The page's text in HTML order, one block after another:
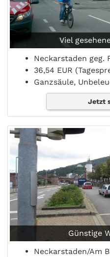
Viel
Neckarstaden geg.
36,54 EUR
Ganzsäule,
Jetzt
Günstige
Neckarstaden/Am